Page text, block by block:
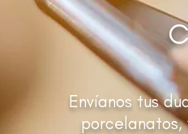
Envíanos tus
porcelanatos,